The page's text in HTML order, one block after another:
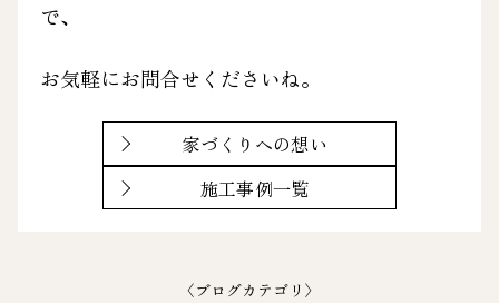
で、
お気軽にお問合せくださいね。
家づくりへの想い
施工事例一覧
〈ブログカテゴリ〉